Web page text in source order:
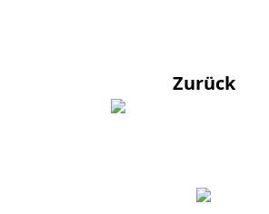
Zurück